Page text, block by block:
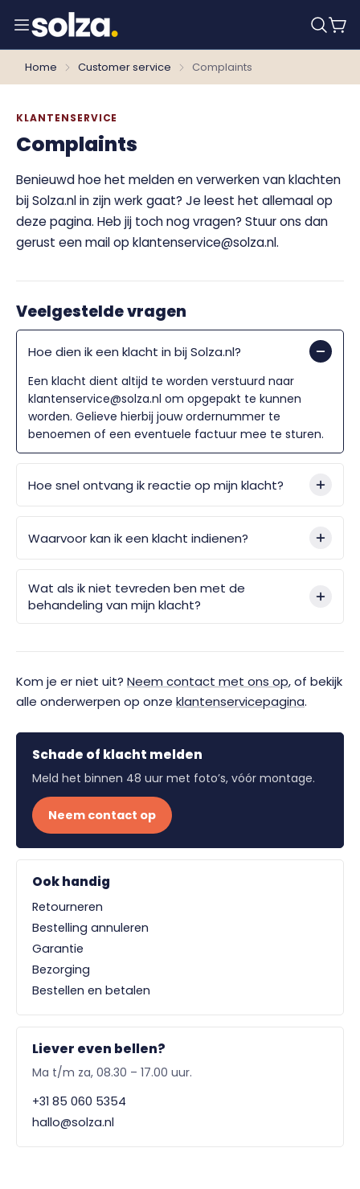
Home Customer service Complaints
KLANTENSERVICE
Complaints
Benieuwd hoe het melden en verwerken van klachten
bij Solza.nl in zijn werk gaat? Je leest het allemaal op
deze pagina. Heb jij toch nog vragen? Stuur ons dan
gerust een mail op klantenservice@solza.nl.
Veelgestelde vragen
Hoe dien ik een klacht in bij Solza.nl?
Een klacht dient altijd te worden verstuurd naar
klantenservice@solza.nl om opgepakt te kunnen
worden. Gelieve hierbij jouw ordernummer te
benoemen of een eventuele factuur mee te sturen.
Hoe snel ontvang ik reactie op mijn klacht?
Waarvoor kan ik een klacht indienen?
Wat als ik niet tevreden ben met de
behandeling van mijn klacht?
Kom je er niet uit? Neem contact met ons op, of bekijk
alle onderwerpen op onze klantenservicepagina.
Schade of klacht melden
Meld het binnen 48 uur met foto’s, vóór montage.
Neem contact op
Ook handig
Retourneren
Bestelling annuleren
Garantie
Bezorging
Bestellen en betalen
Liever even bellen?
Ma t/m za, 08.30 – 17.00 uur.
+31 85 060 5354
hallo@solza.nl